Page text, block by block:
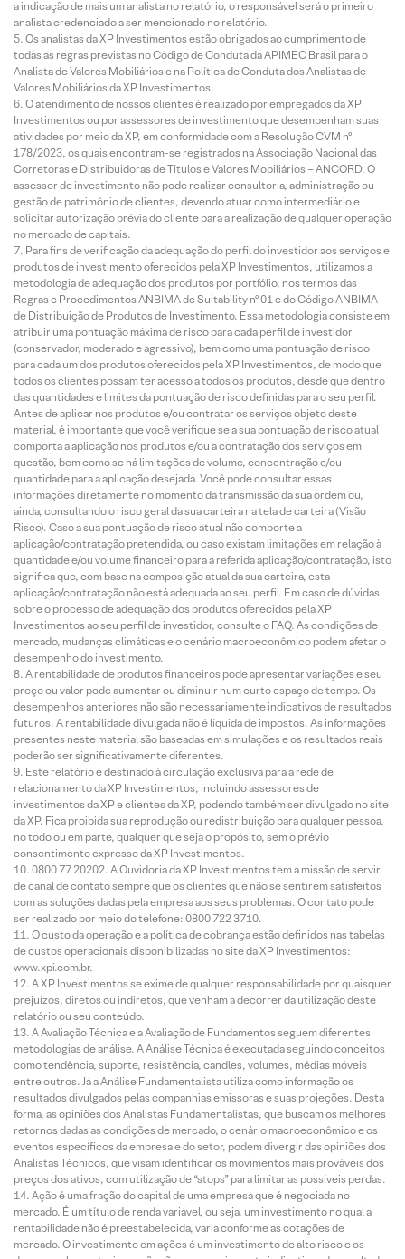
a indicação de mais um analista no relatório, o responsável será o primeiro
analista credenciado a ser mencionado no relatório.
Os analistas da XP Investimentos estão obrigados ao cumprimento de
todas as regras previstas no Código de Conduta da APIMEC Brasil para o
Analista de Valores Mobiliários e na Política de Conduta dos Analistas de
Valores Mobiliários da XP Investimentos.
O atendimento de nossos clientes é realizado por empregados da XP
Investimentos ou por assessores de investimento que desempenham suas
atividades por meio da XP, em conformidade com a Resolução CVM nº
178/2023, os quais encontram-se registrados na Associação Nacional das
Corretoras e Distribuidoras de Títulos e Valores Mobiliários – ANCORD. O
assessor de investimento não pode realizar consultoria, administração ou
gestão de patrimônio de clientes, devendo atuar como intermediário e
solicitar autorização prévia do cliente para a realização de qualquer operação
no mercado de capitais.
Para fins de verificação da adequação do perfil do investidor aos serviços e
produtos de investimento oferecidos pela XP Investimentos, utilizamos a
metodologia de adequação dos produtos por portfólio, nos termos das
Regras e Procedimentos ANBIMA de Suitability nº 01 e do Código ANBIMA
de Distribuição de Produtos de Investimento. Essa metodologia consiste em
atribuir uma pontuação máxima de risco para cada perfil de investidor
(conservador, moderado e agressivo), bem como uma pontuação de risco
para cada um dos produtos oferecidos pela XP Investimentos, de modo que
todos os clientes possam ter acesso a todos os produtos, desde que dentro
das quantidades e limites da pontuação de risco definidas para o seu perfil.
Antes de aplicar nos produtos e/ou contratar os serviços objeto deste
material, é importante que você verifique se a sua pontuação de risco atual
comporta a aplicação nos produtos e/ou a contratação dos serviços em
questão, bem como se há limitações de volume, concentração e/ou
quantidade para a aplicação desejada. Você pode consultar essas
informações diretamente no momento da transmissão da sua ordem ou,
ainda, consultando o risco geral da sua carteira na tela de carteira (Visão
Risco). Caso a sua pontuação de risco atual não comporte a
aplicação/contratação pretendida, ou caso existam limitações em relação à
quantidade e/ou volume financeiro para a referida aplicação/contratação, isto
significa que, com base na composição atual da sua carteira, esta
aplicação/contratação não está adequada ao seu perfil. Em caso de dúvidas
sobre o processo de adequação dos produtos oferecidos pela XP
Investimentos ao seu perfil de investidor, consulte o FAQ. As condições de
mercado, mudanças climáticas e o cenário macroeconômico podem afetar o
desempenho do investimento.
A rentabilidade de produtos financeiros pode apresentar variações e seu
preço ou valor pode aumentar ou diminuir num curto espaço de tempo. Os
desempenhos anteriores não são necessariamente indicativos de resultados
futuros. A rentabilidade divulgada não é líquida de impostos. As informações
presentes neste material são baseadas em simulações e os resultados reais
poderão ser significativamente diferentes.
Este relatório é destinado à circulação exclusiva para a rede de
relacionamento da XP Investimentos, incluindo assessores de
investimentos da XP e clientes da XP, podendo também ser divulgado no site
da XP. Fica proibida sua reprodução ou redistribuição para qualquer pessoa,
no todo ou em parte, qualquer que seja o propósito, sem o prévio
consentimento expresso da XP Investimentos.
0800 77 20202. A Ouvidoria da XP Investimentos tem a missão de servir
de canal de contato sempre que os clientes que não se sentirem satisfeitos
com as soluções dadas pela empresa aos seus problemas. O contato pode
ser realizado por meio do telefone: 0800 722 3710.
O custo da operação e a política de cobrança estão definidos nas tabelas
de custos operacionais disponibilizadas no site da XP Investimentos:
www.xpi.com.br.
A XP Investimentos se exime de qualquer responsabilidade por quaisquer
prejuízos, diretos ou indiretos, que venham a decorrer da utilização deste
relatório ou seu conteúdo.
A Avaliação Técnica e a Avaliação de Fundamentos seguem diferentes
metodologias de análise. A Análise Técnica é executada seguindo conceitos
como tendência, suporte, resistência, candles, volumes, médias móveis
entre outros. Já a Análise Fundamentalista utiliza como informação os
resultados divulgados pelas companhias emissoras e suas projeções. Desta
forma, as opiniões dos Analistas Fundamentalistas, que buscam os melhores
retornos dadas as condições de mercado, o cenário macroeconômico e os
eventos específicos da empresa e do setor, podem divergir das opiniões dos
Analistas Técnicos, que visam identificar os movimentos mais prováveis dos
preços dos ativos, com utilização de “stops” para limitar as possíveis perdas.
Ação é uma fração do capital de uma empresa que é negociada no
mercado. É um título de renda variável, ou seja, um investimento no qual a
rentabilidade não é preestabelecida, varia conforme as cotações de
mercado. O investimento em ações é um investimento de alto risco e os